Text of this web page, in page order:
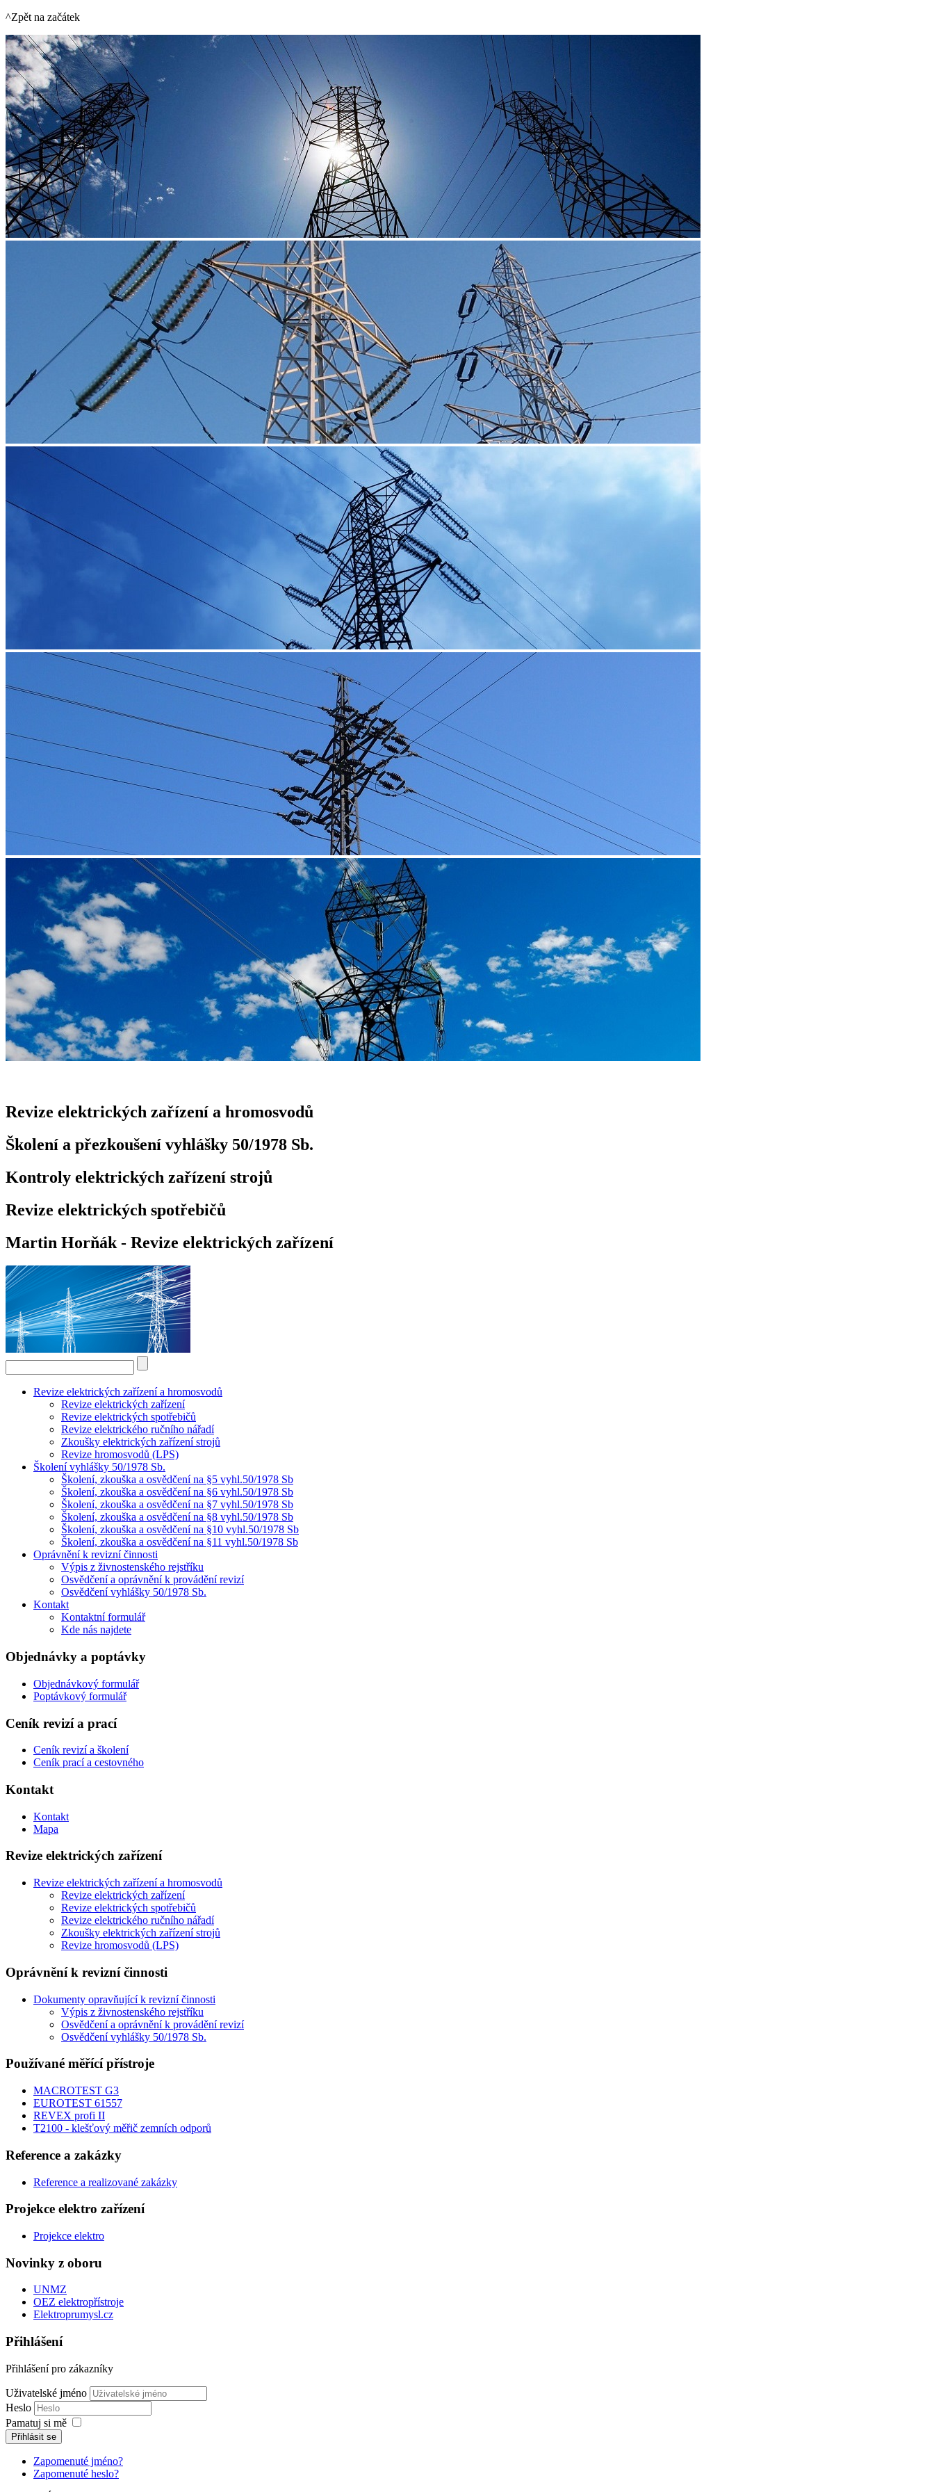
^Zpět na začátek
Revize elektrických zařízení a hromosvodů
Školení a přezkoušení vyhlášky 50/1978 Sb.
Kontroly elektrických zařízení strojů
Revize elektrických spotřebičů
Martin Horňák - Revize elektrických zařízení
Revize elektrických zařízení a hromosvodů
Revize elektrických zařízení
Revize elektrických spotřebičů
Revize elektrického ručního nářadí
Zkoušky elektrických zařízení strojů
Revize hromosvodů (LPS)
Školení vyhlášky 50/1978 Sb.
Školení, zkouška a osvědčení na §5 vyhl.50/1978 Sb
Školení, zkouška a osvědčení na §6 vyhl.50/1978 Sb
Školení, zkouška a osvědčení na §7 vyhl.50/1978 Sb
Školení, zkouška a osvědčení na §8 vyhl.50/1978 Sb
Školení, zkouška a osvědčení na §10 vyhl.50/1978 Sb
Školení, zkouška a osvědčení na §11 vyhl.50/1978 Sb
Oprávnění k revizní činnosti
Výpis z živnostenského rejstříku
Osvědčení a oprávnění k provádění revizí
Osvědčení vyhlášky 50/1978 Sb.
Kontakt
Kontaktní formulář
Kde nás najdete
Objednávky a poptávky
Objednávkový formulář
Poptávkový formulář
Ceník revizí a prací
Ceník revizí a školení
Ceník prací a cestovného
Kontakt
Kontakt
Mapa
Revize elektrických zařízení
Revize elektrických zařízení a hromosvodů
Revize elektrických zařízení
Revize elektrických spotřebičů
Revize elektrického ručního nářadí
Zkoušky elektrických zařízení strojů
Revize hromosvodů (LPS)
Oprávnění k revizní činnosti
Dokumenty opravňující k revizní činnosti
Výpis z živnostenského rejstříku
Osvědčení a oprávnění k provádění revizí
Osvědčení vyhlášky 50/1978 Sb.
Používané měřící přístroje
MACROTEST G3
EUROTEST 61557
REVEX profi II
T2100 - klešťový měřič zemních odporů
Reference a zakázky
Reference a realizované zakázky
Projekce elektro zařízení
Projekce elektro
Novinky z oboru
UNMZ
OEZ elektropřístroje
Elektroprumysl.cz
Přihlášení
Přihlášení pro zákazníky
Uživatelské jméno
Heslo
Pamatuj si mě
Přihlásit se
Zapomenuté jméno?
Zapomenuté heslo?